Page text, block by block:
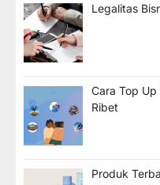
Legalitas
Cara Top
Ribet
Produk